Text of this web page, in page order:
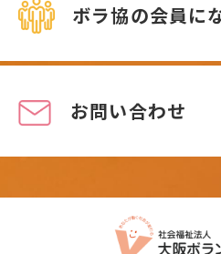
ボラ協の会員に
お問い合わせ